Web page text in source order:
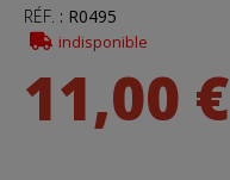
RÉF. : R0495
indisponible
11,00 €